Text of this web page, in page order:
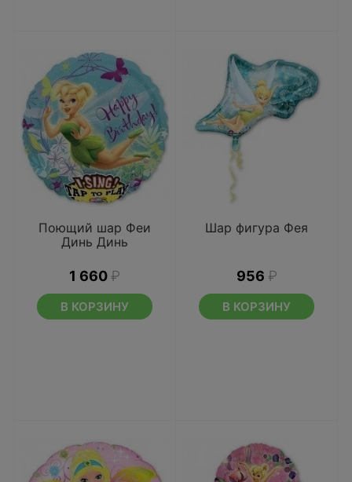
Поющий шар Феи
Динь Динь
1 660 ₽
В КОРЗИНУ
Шар фигура Фея
956 ₽
В КОРЗИНУ